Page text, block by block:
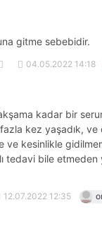
gitme sebebidir.
04.05.2022 14:18
kadar bir
kez yaşadık, ve
ve kesinlikle
tedavi bile etmeden
12.07.2022 12:35